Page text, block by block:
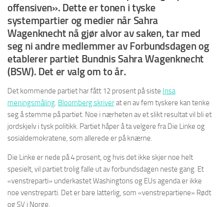
offensiven». Dette er tonen i tyske
systempartier og medier når Sahra
Wagenknecht nå gjør alvor av saken, tar med
seg ni andre medlemmer av Forbundsdagen og
etablerer partiet Bundnis Sahra Wagenknecht
(BSW). Det er valg om to år.
Det kommende partiet har fått 12 prosent på siste Insa
meningsmåling. Bloomberg skriverat en av fem tyskere kan tenke
seg å stemme på partiet. Noe i nærheten av et slikt resultat vil bli et
jordskjelv i tysk politikk. Partiet håper å ta velgere fra Die Linke og
sosialdemokratene, som allerede er på knærne.
Die Linke er nede på 4 prosent, og hvis det ikke skjer noe helt
spesielt, vil partiet trolig falle ut av forbundsdagen neste gang. Et
«venstreparti» underkastet Washingtons og EUs agenda er ikke
noe venstreparti. Det er bare latterlig, som «venstrepartiene» Rødt
og SV i Norge.